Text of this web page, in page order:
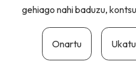
gehiago nahi baduzu,
Onartu Ukatu